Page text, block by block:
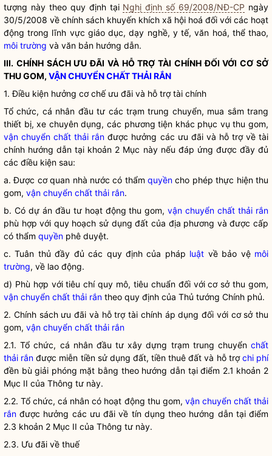
tượng này theo quy định tại Nghị định số 69/2008/NĐ-CP ngày
30/5/2008 về chính sách khuyến khích xã hội hoá đối với các hoạt
động trong lĩnh vực giáo dục, dạy nghề, y tế, văn hoá, thể thao,
môi trường và văn bản hướng dẫn.
III. CHÍNH SÁCH ƯU ĐÃI VÀ HỖ TRỢ TÀI CHÍNH ĐỐI VỚI CƠ SỞ
THU GOM, VẬN CHUYỂN CHẤT THẢI RẮN
1. Điều kiện hưởng cơ chế ưu đãi và hỗ trợ tài chính
Tổ chức, cá nhân đầu tư các trạm trung chuyển, mua sắm trang
thiết bị, xe chuyên dụng, các phương tiện khác phục vụ thu gom,
vận chuyển chất thải rắn được hưởng các ưu đãi và hỗ trợ về tài
chính hướng dẫn tại khoản 2 Mục này nếu đáp ứng được đầy đủ
các điều kiện sau:
a. Được cơ quan nhà nước có thẩmquyền cho phép thực hiện thu
gom, vận chuyển chất thải rắn.
b. Có dự án đầu tư hoạt động thu gom,vận chuyển chất thải rắn
phù hợp với quy hoạch sử dụng đất của địa phương và được cấp
có thẩm quyền phê duyệt.
c. Tuân thủ đầy đủ các quy định của pháp luật về bảo vệ môi
trường, về lao động.
d) Phù hợp với tiêu chí quy mô, tiêu chuẩn đối với cơ sở thu gom,
vận chuyển chất thải rắn theo quy định của Thủ tướng Chính phủ.
2. Chính sách ưu đãi và hỗ trợ tài chính áp dụng đối với cơ sở thu
gom, vận chuyển chất thải rắn
2.1. Tổ chức, cá nhân đầu tư xây dựng trạm trung chuyển chất
thải rắn được miễn tiền sử dụng đất, tiền thuê đất và hỗ trợchi phí
đền bù giải phóng mặt bằng theo hướng dẫn tại điểm 2.1 khoản 2
Mục II của Thông tư này.
2.2. Tổ chức, cá nhân có hoạt động thu gom, vận chuyển chất thải
rắn được hưởng các ưu đãi về tín dụng theo hướng dẫn tại điểm
2.3 khoản 2 Mục II của Thông tư này.
2.3. Ưu đãi về thuế